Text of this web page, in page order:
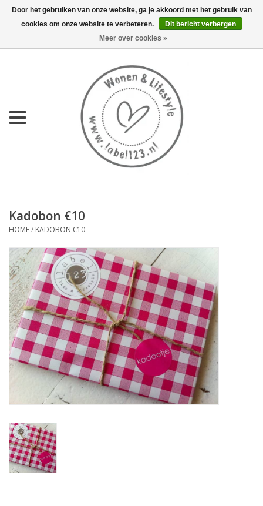
0 Artikelen - €0,00
KEUKEN
LIFESTYLE
MEUBELS
STATIONARY
OUTDOOR
SALE
Merken
Kadobon €10
HOME/ KADOBON €10
Door het gebruiken van onze website, ga je akkoord met het gebruik van
cookies om onze website te verbeteren.
Dit bericht verbergen
Meer over cookies »